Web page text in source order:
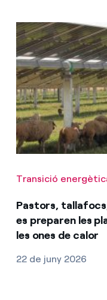
Transició
Pastors,
es preparen les
les ones de calor
22 de juny 2026